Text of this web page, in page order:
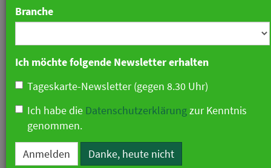
Branche
Ich möchte folgende Newsletter erhalten
Tageskarte-Newsletter (gegen 8.30 Uhr)
Ich habe die Datenschutzerklärungzur Kenntnis
genommen.
Anmelden Danke, heute nicht